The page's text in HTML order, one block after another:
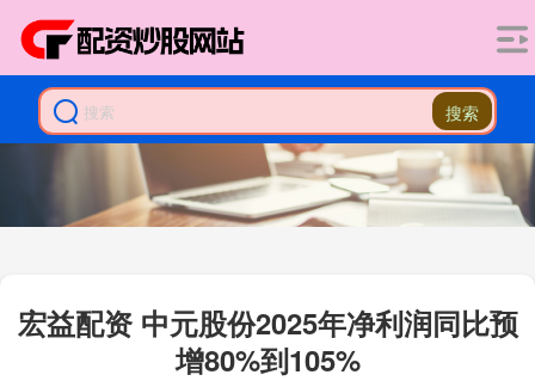
搜索
宏益配资 中元股份2025年净利润同比预
增80%到105%